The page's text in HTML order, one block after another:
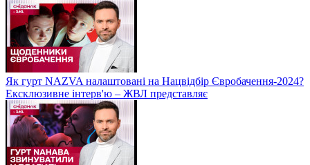
Як гурт NAZVA налаштовані на Нацвідбір Євробачення-2024?
Ексклюзивне інтерв'ю – ЖВЛ представляє